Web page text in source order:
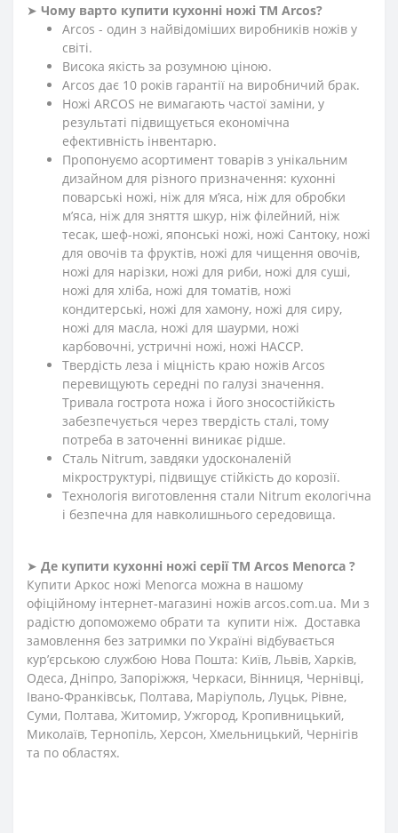
➤ Чому варто купити кухонні ножі ТМ Arcos?
Arcos - один з найвідоміших виробників ножів у
світі.
Висока якість за розумною ціною.
Arcos дає 10 років гарантії на виробничий брак.
Ножі ARCOS не вимагають частої заміни, у
результаті підвищується економічна
ефективність інвентарю.
Пропонуємо асортимент товарів з унікальним
дизайном для різного призначення: кухонні
поварські ножі, ніж для м’яса, ніж для обробки
м’яса, ніж для зняття шкур, ніж філейний, ніж
тесак, шеф-ножі, японські ножі, ножі Сантоку, ножі
для овочів та фруктів, ножі для чищення овочів,
ножі для нарізки, ножі для риби, ножі для суші,
ножі для хліба, ножі для томатів, ножі
кондитерські, ножі для хамону, ножі для сиру,
ножі для масла, ножі для шаурми, ножі
карбовочні, устричні ножі, ножі HACCP.
Твердість леза і міцність краю ножів Arcos
перевищують середні по галузі значення.
Тривала гострота ножа і його зносостійкість
забезпечується через твердість сталі, тому
потреба в заточенні виникає рідше.
Сталь Nitrum, завдяки удосконаленій
мікроструктурі, підвищує стійкість до корозії.
Технологія виготовлення стали Nitrum екологічна
і безпечна для навколишнього середовища.
➤ Де купити кухонні ножі серіїТМ Arcos Menorca ?
Купити Аркос ножі Menorca можна в нашому
офіційному інтернет-магазині ножів arcos.com.ua. Ми з
радістю допоможемо обрати та купити ніж. Доставка
замовлення без затримки по Україні відбувається
кур’єрською службою Нова Пошта: Київ, Львів, Харків,
Одеса, Дніпро, Запоріжжя, Черкаси, Вінниця, Чернівці,
Івано-Франківськ, Полтава, Маріуполь, Луцьк, Рівне,
Суми, Полтава, Житомир, Ужгород, Кропивницький,
Миколаїв, Тернопіль, Херсон, Хмельницький, Чернігів
та по областях.